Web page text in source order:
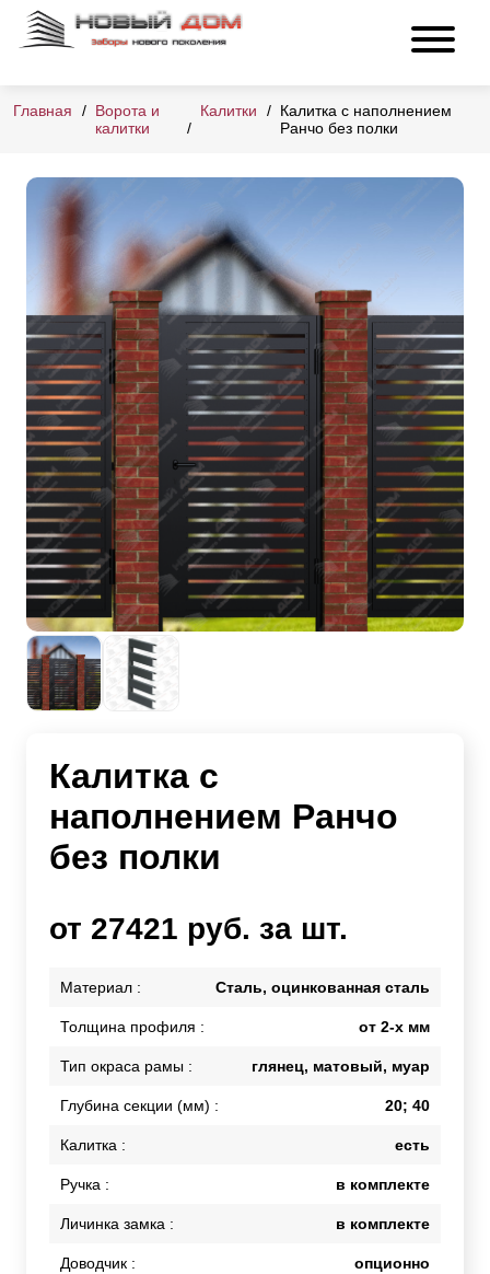
Главная
Ворота и
калитки
Калитки
Калитка с наполнением
Ранчо без полки
Калитка с
наполнением Ранчо
без полки
от 27421 руб. за шт.
Материал : Сталь, оцинкованная сталь
Толщина профиля : от 2-х мм
Тип окраса рамы : глянец, матовый, муар
Глубина секции (мм) : 20; 40
Калитка : есть
Ручка : в комплекте
Личинка замка : в комплекте
Доводчик : опционно